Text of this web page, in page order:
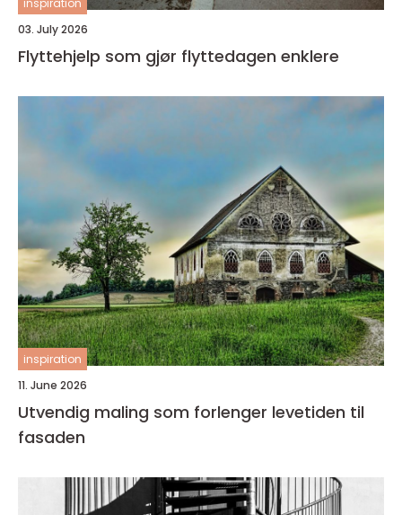
03. July 2026
Flyttehjelp som gjør flyttedagen enklere
inspiration
11. June 2026
Utvendig maling som forlenger levetiden til
fasaden